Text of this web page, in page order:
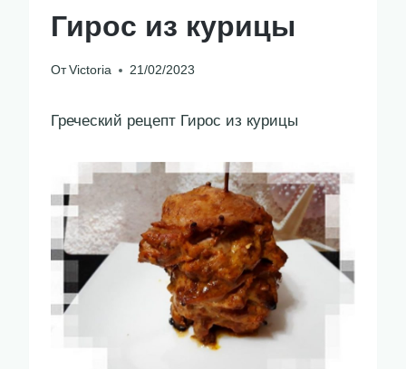
Гирос из курицы
От Victoria 21/02/2023
Греческий рецепт Гирос из курицы